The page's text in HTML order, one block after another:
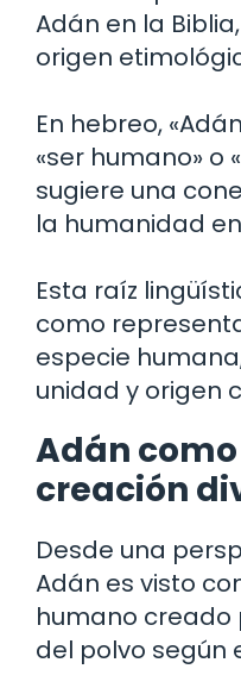
Adán en la
origen
En hebreo,
«ser humano» o
sugiere una
la humanidad
Esta raíz
como
especie
unidad y origen
Adán
creación
Desde una
Adán es visto
humano creado
del polvo según